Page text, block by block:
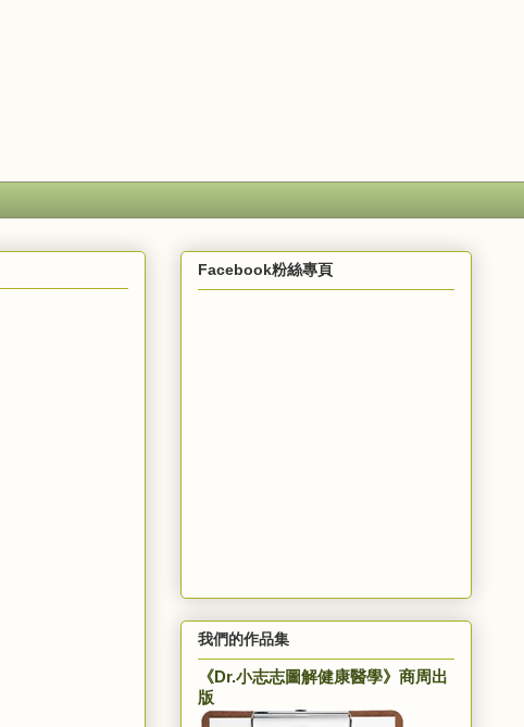
Facebook粉絲專頁
我們的作品集
《Dr.小志志圖解健康醫學》商周出
版